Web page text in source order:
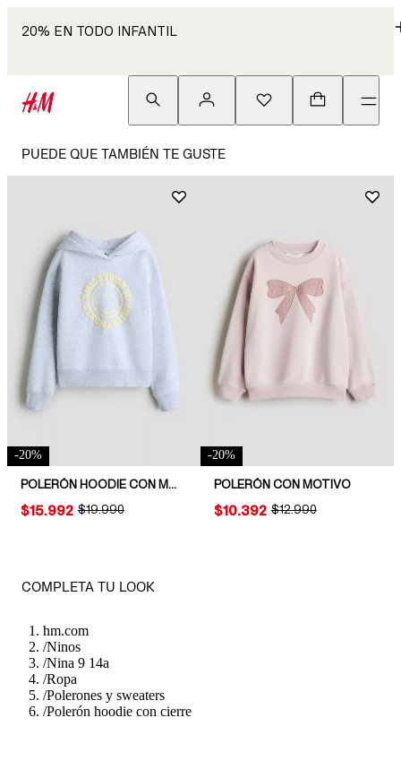
20% EN TODO INFANTIL
PUEDE QUE TAMBIÉN TE GUSTE
-20%
POLERÓN HOODIE CON MOTIVO
ORIGINAL PRICE:
$19.990
PRICE:
$15.992
-20%
POLERÓN CON MOTIVO
ORIGINAL PRICE:
$12.990
PRICE:
$10.392
COMPLETA TU LOOK
hm.com
/Ninos
/Nina 9 14a
/Ropa
/Polerones y sweaters
/Polerón hoodie con cierre